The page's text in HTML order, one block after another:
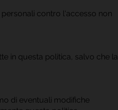
contro l'accesso non
in questa politica, salvo che la
di eventuali modifiche